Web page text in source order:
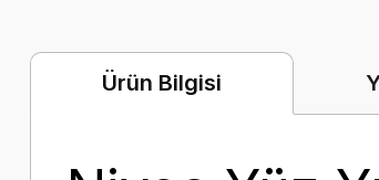
Ürün Bilgisi